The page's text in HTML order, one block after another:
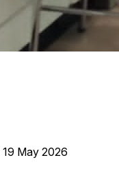
19 May 2026